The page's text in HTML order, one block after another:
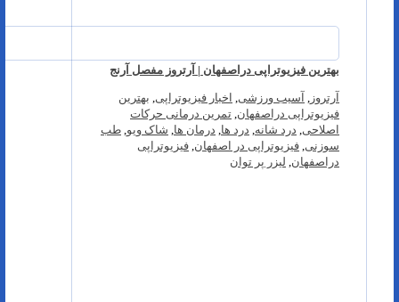
بهترین فیزیوتراپی دراصفهان | آرتروز مفصل آرنج
آرتروز آسیب ورزشی اخبار فیزیوتراپی بهترین
فیزیوتراپی دراصفهان تمرین درمانی حرکات
اصلاحی درد شانه درد ها درمان ها شاک ویو طب
سوزنی فیزیوتراپی در اصفهان فیزیوتراپی
دراصفهان لیزر پر توان